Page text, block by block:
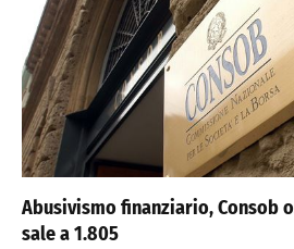
Abusivismo finanziario, Consob
sale a 1.805